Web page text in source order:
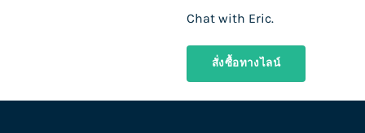
Chat with Eric.
สั่งซื้อทางไลน์